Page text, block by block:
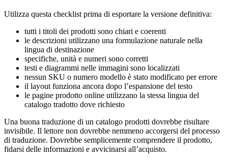
Utilizza questa checklist prima di esportare la versione definitiva:
tutti i titoli dei prodotti sono chiari e coerenti
le descrizioni utilizzano una formulazione naturale nella
lingua di destinazione
specifiche, unità e numeri sono corretti
testi e diagrammi nelle immagini sono localizzati
nessun SKU o numero modello è stato modificato per errore
il layout funziona ancora dopo l’espansione del testo
le pagine prodotto online utilizzano la stessa lingua del
catalogo tradotto dove richiesto
Una buona traduzione di un catalogo prodotti dovrebbe risultare
invisibile. Il lettore non dovrebbe nemmeno accorgersi del processo
di traduzione. Dovrebbe semplicemente comprendere il prodotto,
fidarsi delle informazioni e avvicinarsi all’acquisto.